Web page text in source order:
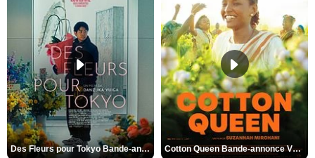
Des Fleurs pour Tokyo Bande-annonce VO STFR Cotton Queen Bande-annonce VO STFR